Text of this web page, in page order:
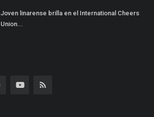
Joven linarense brilla en el International Cheers
Union...